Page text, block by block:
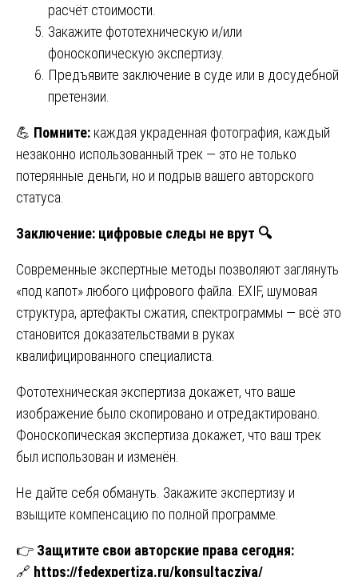
расчёт стоимости.
Закажите фототехническую и/или
фоноскопическую экспертизу.
Предъявите заключение в суде или в досудебной
претензии.
💪 Помните: каждая украденная фотография, каждый
незаконно использованный трек — это не только
потерянные деньги, но и подрыв вашего авторского
статуса.
Заключение: цифровые следы не врут 🔍
Современные экспертные методы позволяют заглянуть
«под капот» любого цифрового файла. EXIF, шумовая
структура, артефакты сжатия, спектрограммы — всё это
становится доказательствами в руках
квалифицированного специалиста.
Фототехническая экспертиза докажет, что ваше
изображение было скопировано и отредактировано.
Фоноскопическая экспертиза докажет, что ваш трек
был использован и изменён.
Не дайте себя обмануть. Закажите экспертизу и
взыщите компенсацию по полной программе.
👉 Защитите свои авторские права сегодня:
🔗 https://fedexpertiza.ru/konsultacziya/